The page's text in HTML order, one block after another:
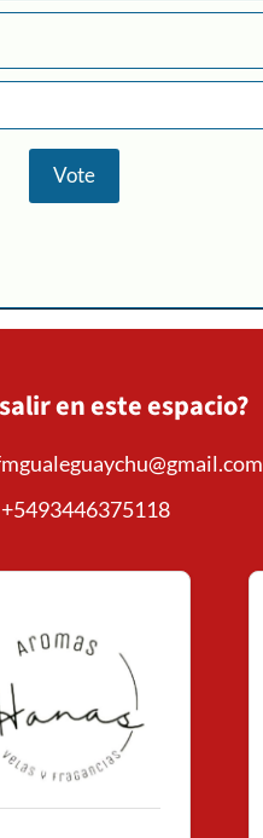
en este espacio?
+5493446375118